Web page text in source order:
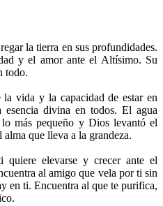
la tierra en sus profundidades.
y el amor ante el Altísimo. Su
todo.
vida y la capacidad de estar en
esencia divina en todos. El agua
más pequeño y Dios levantó el
que lleva a la grandeza.
elevarse y crecer ante el
al amigo que vela por ti sin
en ti. Encuentra al que te purifica,